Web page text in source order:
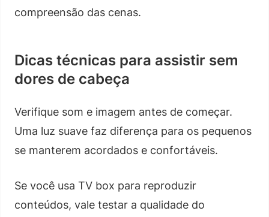
compreensão das cenas.
Dicas técnicas para assistir sem
dores de cabeça
Verifique som e imagem antes de começar.
Uma luz suave faz diferença para os pequenos
se manterem acordados e confortáveis.
Se você usa TV box para reproduzir
conteúdos, vale testar a qualidade do